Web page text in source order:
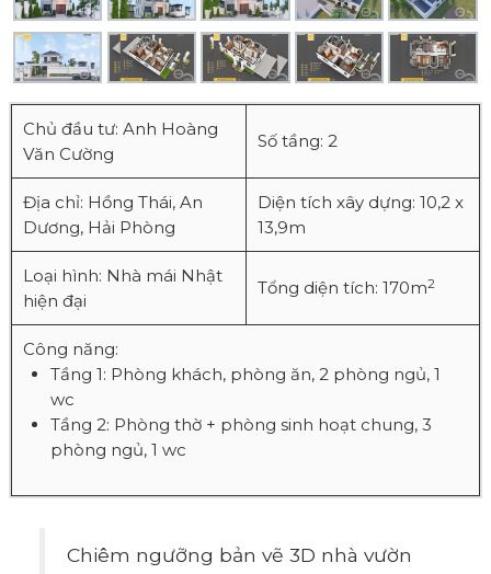
Chủ đầu tư: Anh Hoàng
Văn Cường
Số tầng: 2
Địa chỉ: Hồng Thái, An
Dương, Hải Phòng
Diện tích xây dựng: 10,2 x
13,9m
Loại hình: Nhà mái Nhật
hiện đại
Tổng diện tích: 170m2
Công năng:
Tầng 1: Phòng khách, phòng ăn, 2 phòng ngủ, 1
wc
Tầng 2: Phòng thờ + phòng sinh hoạt chung, 3
phòng ngủ, 1 wc
Chiêm ngưỡng bản vẽ 3D nhà vườn